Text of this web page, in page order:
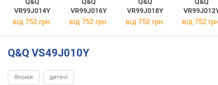
Q&Q
VR99J014Y
Q&Q
VR99J016Y
Q&Q
VR99J018Y
Q&Q
від 752 грн. від 752 грн. від 752 грн. від 752
Q&Q VS49J010Y
Японія дитячі